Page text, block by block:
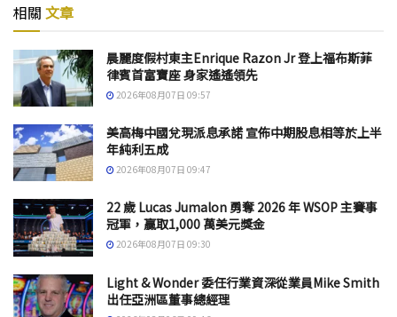
相關 文章
晨麗度假村東主Enrique Razon Jr 登上福布斯菲
律賓首富寶座 身家遙遙領先
2026年08月07日 09:57
美高梅中國兌現派息承諾 宣佈中期股息相等於上半
年純利五成
2026年08月07日 09:47
22 歲 Lucas Jumalon 勇奪 2026 年 WSOP 主賽事
冠軍，贏取1,000 萬美元獎金
2026年08月07日 09:30
Light & Wonder 委任行業資深從業員Mike Smith
出任亞洲區董事總經理